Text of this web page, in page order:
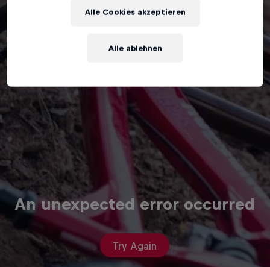
An unexpected error occurred
Try Again
Alle ablehnen
Alle Cookies akzeptieren